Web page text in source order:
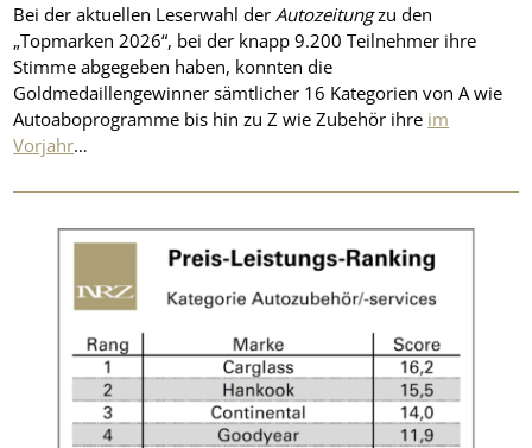
Bei der aktuellen Leserwahl derAutozeitungzu den
„Topmarken 2026“, bei der knapp 9.200 Teilnehmer ihre
Stimme abgegeben haben, konnten die
Goldmedaillengewinner sämtlicher 16 Kategorien von A wie
Autoaboprogramme bis hin zu Z wie Zubehör ihre im
Vorjahr…